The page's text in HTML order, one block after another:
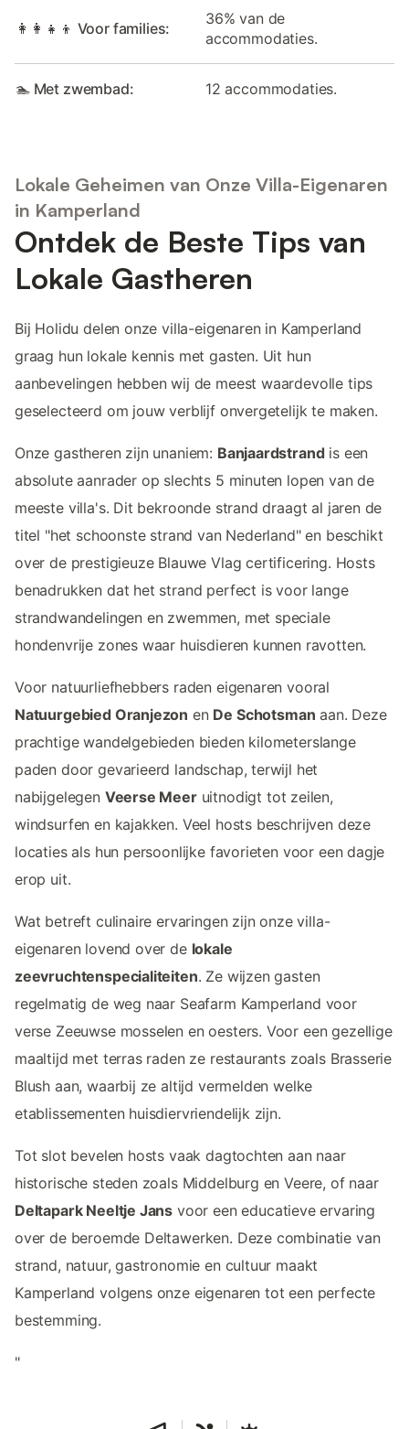
👩‍👩‍👧‍👦 Voor families:
36% van de
accommodaties.
🏊 Met zwembad: 12 accommodaties.
Lokale Geheimen van Onze Villa-Eigenaren
in Kamperland
Ontdek de Beste Tips van
Lokale Gastheren
Bij Holidu delen onze villa-eigenaren in Kamperland
graag hun lokale kennis met gasten. Uit hun
aanbevelingen hebben wij de meest waardevolle tips
geselecteerd om jouw verblijf onvergetelijk te maken.
Onze gastheren zijn unaniem: Banjaardstrandis een
absolute aanrader op slechts 5 minuten lopen van de
meeste villa's. Dit bekroonde strand draagt al jaren de
titel "het schoonste strand van Nederland" en beschikt
over de prestigieuze Blauwe Vlag certificering. Hosts
benadrukken dat het strand perfect is voor lange
strandwandelingen en zwemmen, met speciale
hondenvrije zones waar huisdieren kunnen ravotten.
Voor natuurliefhebbers raden eigenaren vooral
Natuurgebied Oranjezon en De Schotsman aan. Deze
prachtige wandelgebieden bieden kilometerslange
paden door gevarieerd landschap, terwijl het
nabijgelegen Veerse Meeruitnodigt tot zeilen,
windsurfen en kajakken. Veel hosts beschrijven deze
locaties als hun persoonlijke favorieten voor een dagje
erop uit.
Wat betreft culinaire ervaringen zijn onze villa-
eigenaren lovend over de lokale
zeevruchtenspecialiteiten. Ze wijzen gasten
regelmatig de weg naar Seafarm Kamperland voor
verse Zeeuwse mosselen en oesters. Voor een gezellige
maaltijd met terras raden ze restaurants zoals Brasserie
Blush aan, waarbij ze altijd vermelden welke
etablissementen huisdiervriendelijk zijn.
Tot slot bevelen hosts vaak dagtochten aan naar
historische steden zoals Middelburg en Veere, of naar
Deltapark Neeltje Jans voor een educatieve ervaring
over de beroemde Deltawerken. Deze combinatie van
strand, natuur, gastronomie en cultuur maakt
Kamperland volgens onze eigenaren tot een perfecte
bestemming.
"